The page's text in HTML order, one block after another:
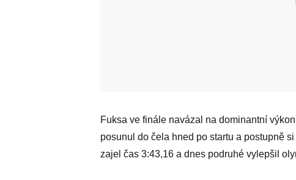
Fuksa ve finále navázal na dominantní
posunul do čela hned po startu a postupně
zajel čas 3:43,16 a dnes podruhé vylepšil